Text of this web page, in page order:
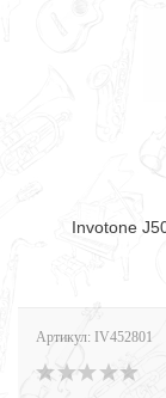
Invotone
Артикул: IV452801